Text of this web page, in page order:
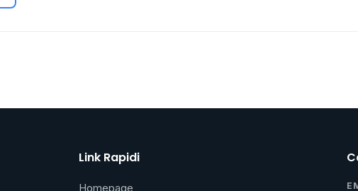
Link Rapidi
Homepage